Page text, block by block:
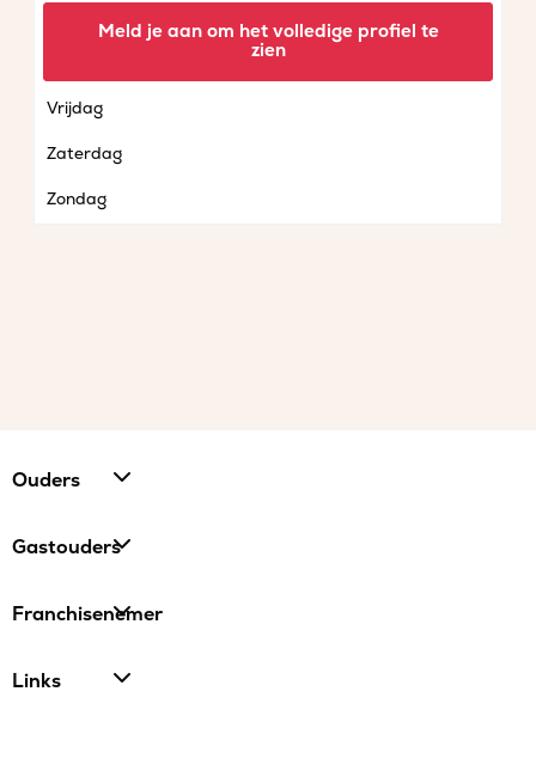
Vrijdag
Zaterdag
Zondag
Meld je aan om het volledige profiel te
zien
Ouders
Gastouders
Franchisenemer
Links